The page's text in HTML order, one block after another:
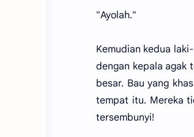
"Ayolah."
Kemudian kedua
dengan kepala agak
besar. Bau yang
tempat itu. Mereka
tersembunyi!